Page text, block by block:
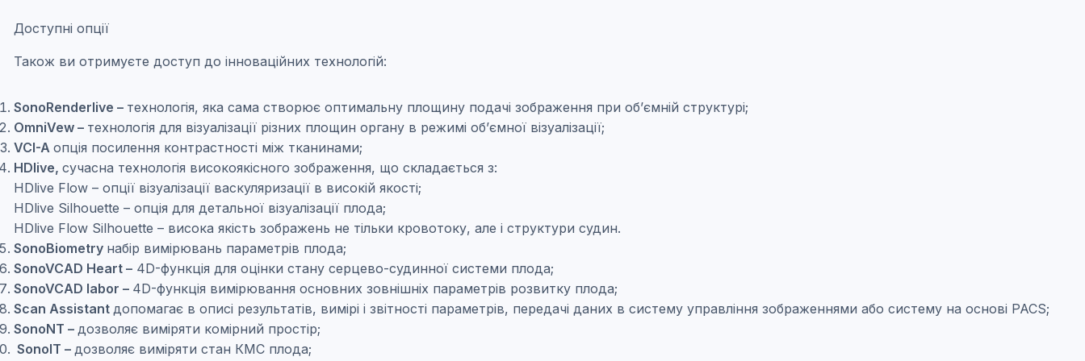
Доступні опції
Також ви отримуєте доступ до інноваційних технологій:
SonoRenderlive – технологія, яка сама створює оптимальну площину подачі зображення при об’ємній структурі;
OmniVew – технологія для візуалізації різних площин органу в режимі об’ємної візуалізації;
VCI-A опція посилення контрастності між тканинами;
HDlive, сучасна технологія високоякісного зображення, що складається з:
HDlive Flow – опції візуалізації васкуляризації в високій якості;
HDlive Silhouette – опція для детальної візуалізації плода;
HDlive Flow Silhouette – висока якість зображень не тільки кровотоку, але і структури судин.
SonoBiometry набір вимірювань параметрів плода;
SonoVCAD Heart – 4D-функція для оцінки стану серцево-судинної системи плода;
SonoVCAD labor – 4D-функція вимірювання основних зовнішніх параметрів розвитку плода;
Scan Assistant допомагає в описі результатів, вимірі і звітності параметрів, передачі даних в систему управління зображеннями або систему на основі PACS;
SonoNT – дозволяє виміряти комірний простір;
SonoIT – дозволяє виміряти стан КМС плода;